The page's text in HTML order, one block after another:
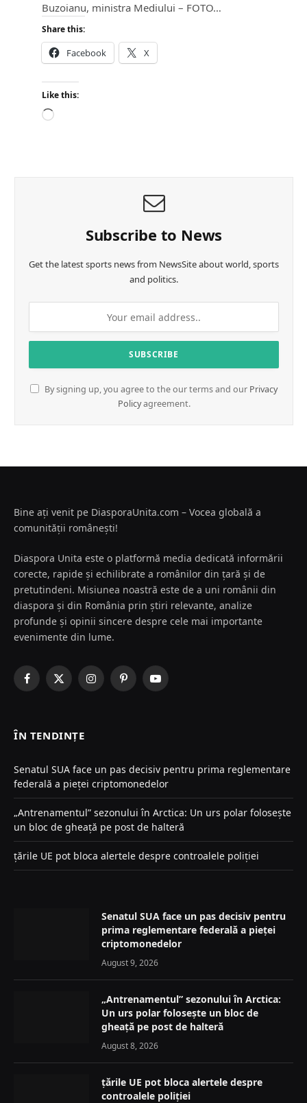
Buzoianu, ministra Mediului – FOTO…
Share this:
Facebook X
Like this:
L
Subscribe to News
Get the latest sports news from NewsSite about world, sports
and politics.
By signing up, you agree to the our terms and our Privacy
Policyagreement.
Bine ați venit pe DiasporaUnita.com – Vocea globală a
comunității românești!
Diaspora Unita este o platformă media dedicată informării
corecte, rapide și echilibrate a românilor din țară și de
pretutindeni. Misiunea noastră este de a uni românii din
diaspora și din România prin știri relevante, analize
profunde și opinii sincere despre cele mai importante
evenimente din lume.
Facebook
X
InstagramPinterestYouTube
ÎN TENDINȚE
Senatul SUA face un pas decisiv pentru prima reglementare
federală a pieței criptomonedelor
„Antrenamentul” sezonului în Arctica: Un urs polar folosește
un bloc de gheață pe post de halteră
țările UE pot bloca alertele despre controalele poliției
Senatul SUA face un pas decisiv pentru
prima reglementare federală a pieței
criptomonedelor
August 9, 2026
„Antrenamentul” sezonului în Arctica:
Un urs polar folosește un bloc de
gheață pe post de halteră
August 8, 2026
țările UE pot bloca alertele despre
controalele poliției